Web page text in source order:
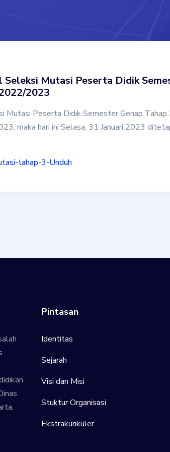
Seleksi Mutasi Peserta Didik
2023
Mutasi Peserta Didik Semester Genap
maka hari ini Selasa, 31 Januari 2023
tahap-3-Unduh
Pintasan
Identitas
Sejarah
Visi dan Misi
Stuktur Organisasi
Ekstrakurikuler